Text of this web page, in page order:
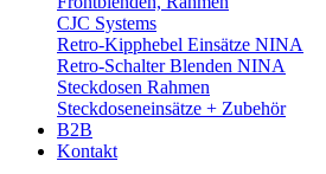
CJC Systems
Retro-Kipphebel Einsätze NINA
Retro-Schalter Blenden NINA
Steckdosen Rahmen
Steckdoseneinsätze + Zubehör
B2B
Kontakt